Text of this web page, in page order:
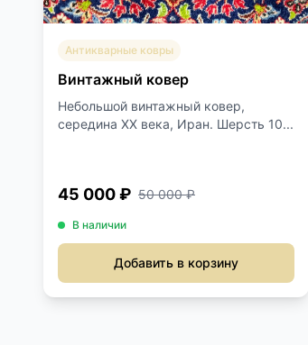
Антикварные ковры
Винтажный ковер
Небольшой винтажный ковер,
середина ХХ века, Иран. Шерсть 10...
45 000 ₽ 50 000 ₽
В наличии
Добавить в корзину